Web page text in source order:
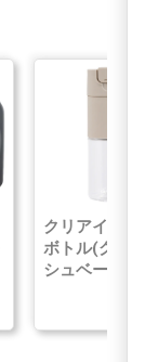
クリアイン浄
ボトル(グレ
シュベージ